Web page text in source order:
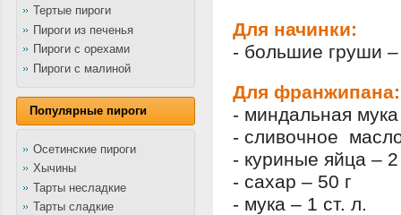
Тертые пироги
Пироги из печенья
Пироги с орехами
Пироги с малиной
Популярные пироги
Осетинские пироги
Хычины
Тарты несладкие
Тарты сладкие
Для начинки:
- большие груши
Для франжипана:
- миндальная
- сливочное
- куриные яйца –
- сахар – 50 г
- мука – 1 ст. л.